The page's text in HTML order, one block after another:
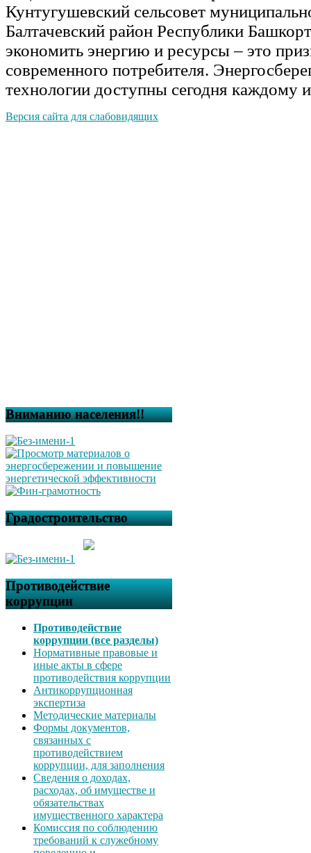
Кунтугушевский сельсовет
Балтачевский район Республики
экономить энергию и ресурсы – это
современного потребителя.
технологии доступны сегодня каждому
Версия сайта для слабовидящих
Вниманию населения!!
Градостроительство
Противодействие
коррупции
Противодействие
коррупции (все разделы)
Нормативные правовые и
иные акты в сфере
противодействия коррупции
Антикоррупционная
экспертиза
Методические материалы
Формы документов,
связанных с
противодействием
коррупции, для заполнения
Сведения о доходах,
расходах, об имуществе и
обязательствах
имущественного характера
Комиссия по соблюдению
требований к служебному